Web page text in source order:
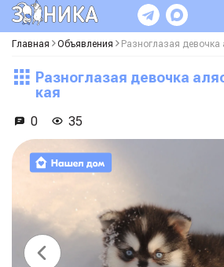
Главная Объявления Разноглазая девочка
Разноглазая девочка аляскинского кли
кая
0 35